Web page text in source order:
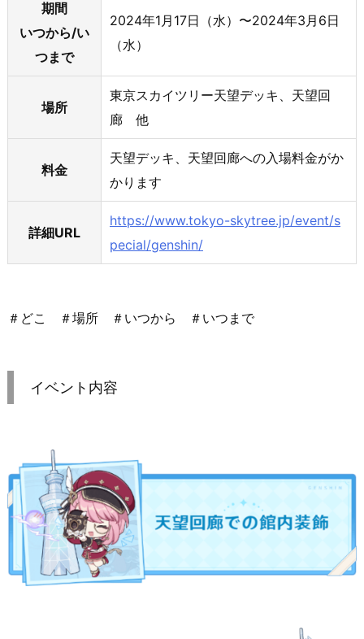
期間
いつから/い
つまで
2024年1月17日（水）〜2024年3月6日
（水）
場所
東京スカイツリー天望デッキ、天望回
廊 他
料金
天望デッキ、天望回廊への入場料金がか
かります
詳細URL
https://www.tokyo-skytree.jp/event/s
pecial/genshin/
＃どこ ＃場所 ＃いつから ＃いつまで
イベント内容